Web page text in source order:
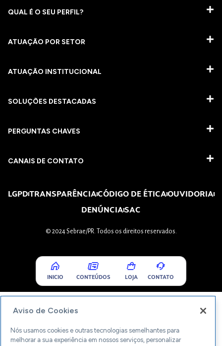
QUAL É O SEU PERFIL?
ATUAÇÃO POR SETOR
ATUAÇÃO INSTITUCIONAL
SOLUÇÕES DESTACADAS
PERGUNTAS CHAVES​
CANAIS DE CONTATO
LGPDTRANSPARÊNCIACÓDIGO DE ÉTICAOUVIDORIA
DENÚNCIASAC
© 2024 Sebrae/PR. Todos os direitos reservados.
INICIO CONTEÚDOS LOJA CONTATO
Aviso de Cookies
Nós usamos cookies e outras tecnologias semelhantes para
melhorar a sua experiência em nossos serviços, personalizar